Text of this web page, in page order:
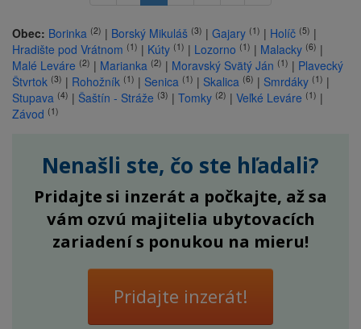
Obec: Borinka (2) | Borský Mikuláš (3) | Gajary (1) | Holíč (5) |
Hradište pod Vrátnom (1) | Kúty (1) | Lozorno (1) | Malacky (6) |
Malé Leváre (2) | Marianka (2) | Moravský Svätý Ján (1) | Plavecký
Štvrtok (3) | Rohožník (1) | Senica (1) | Skalica (6) | Smrdáky (1) |
Stupava (4) | Šaštín - Stráže (3) | Tomky (2) | Veľké Leváre (1) |
Závod (1)
Nenašli ste, čo ste hľadali?
Pridajte si inzerát a počkajte, až sa
vám ozvú majitelia ubytovacích
zariadení s ponukou na mieru!
Pridajte inzerát!